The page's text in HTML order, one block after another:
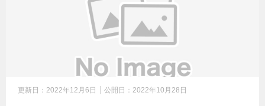
更新日： 2022年12月6日 公開日： 2022年10月28日